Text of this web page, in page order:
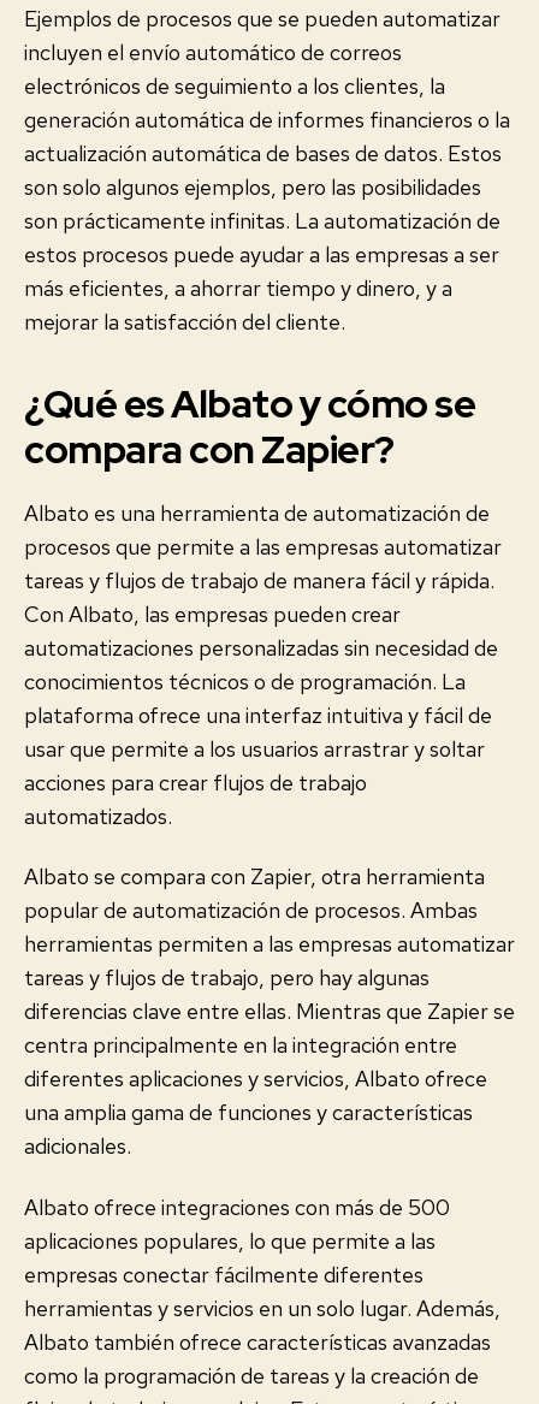
Ejemplos de procesos que se pueden automatizar
incluyen el envío automático de correos
electrónicos de seguimiento a los clientes, la
generación automática de informes financieros o la
actualización automática de bases de datos. Estos
son solo algunos ejemplos, pero las posibilidades
son prácticamente infinitas. La automatización de
estos procesos puede ayudar a las empresas a ser
más eficientes, a ahorrar tiempo y dinero, y a
mejorar la satisfacción del cliente.
¿Qué es Albato y cómo se
compara con Zapier?
Albato es una herramienta de automatización de
procesos que permite a las empresas automatizar
tareas y flujos de trabajo de manera fácil y rápida.
Con Albato, las empresas pueden crear
automatizaciones personalizadas sin necesidad de
conocimientos técnicos o de programación. La
plataforma ofrece una interfaz intuitiva y fácil de
usar que permite a los usuarios arrastrar y soltar
acciones para crear flujos de trabajo
automatizados.
Albato se compara con Zapier, otra herramienta
popular de automatización de procesos. Ambas
herramientas permiten a las empresas automatizar
tareas y flujos de trabajo, pero hay algunas
diferencias clave entre ellas. Mientras que Zapier se
centra principalmente en la integración entre
diferentes aplicaciones y servicios, Albato ofrece
una amplia gama de funciones y características
adicionales.
Albato ofrece integraciones con más de 500
aplicaciones populares, lo que permite a las
empresas conectar fácilmente diferentes
herramientas y servicios en un solo lugar. Además,
Albato también ofrece características avanzadas
como la programación de tareas y la creación de